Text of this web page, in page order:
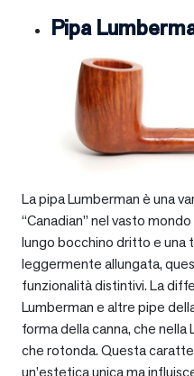
Pipa
La pipa Lumberman è una
“Canadian” nel vasto
lungo bocchino dritto e una
leggermente allungata,
funzionalità distintivi. La
Lumberman e altre pipe
forma della canna, che
che rotonda. Questa
un’estetica unica ma